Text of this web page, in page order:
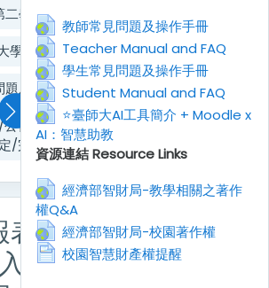
二學期課程
辦公室
題及操作手冊
General
佈欄/舊課程資料匯入/課程群
/完成進度追蹤/限制存取)
表/公佈欄/舊課程
/課程群組/課程
教師常見問題及操作手冊
Teacher Manual and FAQ
學生常見問題及操作手冊
Student Manual and FAQ
⭐臺師大AI工具簡介 + Moodle x
AI：智慧助教
資源連結 Resource Links
經濟部智財局-教學相關之著作
權Q&A
經濟部智財局-校園著作權
校園智慧財產權提醒